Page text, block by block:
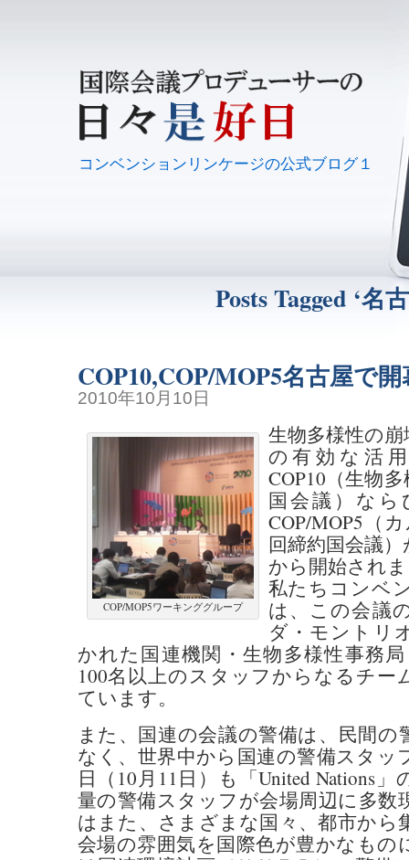
コンベンションリンケージの公式ブログ１
Posts Tagged ‘名
COP10,COP/MOP5名古屋で開
2010年10月10日
COP/MOP5ワーキンググループ
生物多様性の
の有効な活
COP10（生物
国会議）な
COP/MOP5（
回締約国会議
から開始され
私たちコンベ
は、この会議
ダ・モントリ
かれた国連機関・生物多様性事務
100名以上のスタッフからなるチー
ています。
また、国連の会議の警備は、民間の
なく、世界中から国連の警備スタッ
日（10月11日）も「United Nations
量の警備スタッフが会場周辺に多数
はまた、さまざまな国々、都市から
会場の雰囲気を国際色が豊かなもの